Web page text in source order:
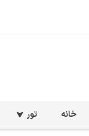
خانه تور